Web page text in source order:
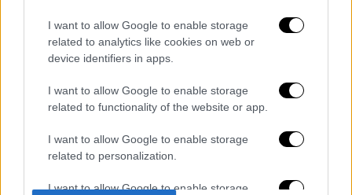
I want to allow Google to enable storage
related to analytics like cookies on web or
device identifiers in apps.
I want to allow Google to enable storage
related to functionality of the website or app.
I want to allow Google to enable storage
related to personalization.
I want to allow Google to enable storage
Επίθεση του Ταιρικ Τζοόυνς στον
Κεντρικ Ναν μετά από φραστικό
επεισόδιο… #pao
pic.twitter.com/MHVvqsccEh
June
13, 2026
Διαβάστε ακόμη